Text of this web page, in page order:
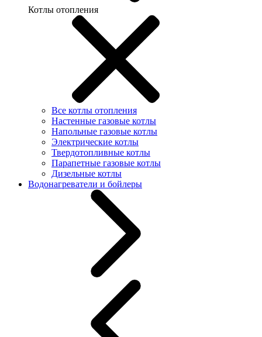
Котлы отопления
Все котлы отопления
Настенные газовые котлы
Напольные газовые котлы
Электрические котлы
Твердотопливные котлы
Парапетные газовые котлы
Дизельные котлы
Водонагреватели и бойлеры